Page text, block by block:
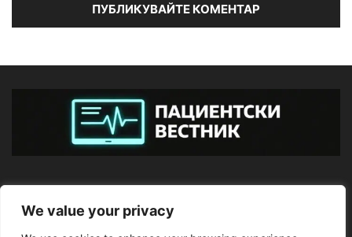
We value your privacy